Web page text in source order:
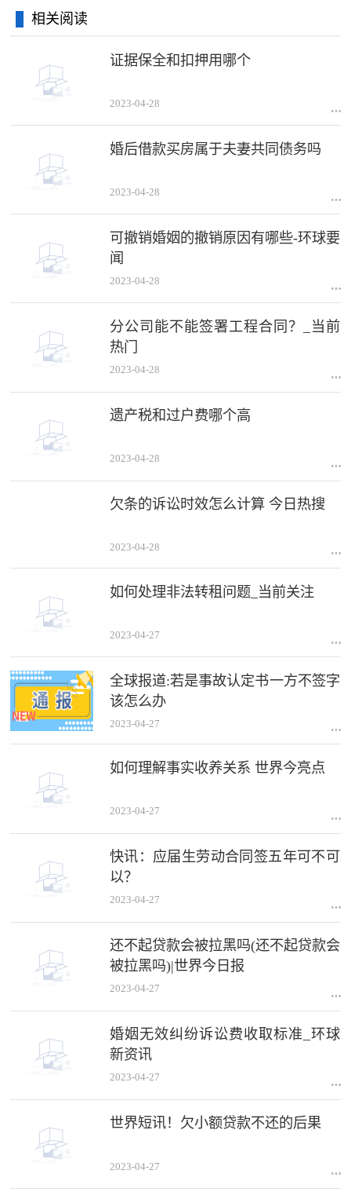
相关阅读
证据保全和扣押用哪个
2023-04-28
婚后借款买房属于夫妻共同债务吗
2023-04-28
可撤销婚姻的撤销原因有哪些-环球要
闻
2023-04-28
分公司能不能签署工程合同？_当前
热门
2023-04-28
遗产税和过户费哪个高
2023-04-28
欠条的诉讼时效怎么计算 今日热搜
2023-04-28
如何处理非法转租问题_当前关注
2023-04-27
全球报道:若是事故认定书一方不签字
该怎么办
2023-04-27
如何理解事实收养关系 世界今亮点
2023-04-27
快讯：应届生劳动合同签五年可不可
以？
2023-04-27
还不起贷款会被拉黑吗(还不起贷款会
被拉黑吗)|世界今日报
2023-04-27
婚姻无效纠纷诉讼费收取标准_环球
新资讯
2023-04-27
世界短讯！欠小额贷款不还的后果
2023-04-27